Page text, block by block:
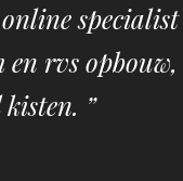
specialist
rvs opbouw,
”